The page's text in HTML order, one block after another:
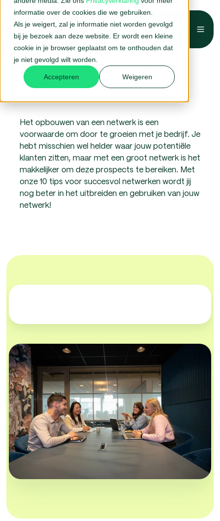
informatie over de cookies die we gebruiken.
Als je weigert, zal je informatie niet worden gevolgd
bij je bezoek aan deze website. Er wordt een kleine
cookie in je browser geplaatst om te onthouden dat
je niet gevolgd wilt worden.
Accepteren Weigeren
Belafspraak →
10 tips voor succesvol
netwerken
Het opbouwen van een netwerk is een
voorwaarde om door te groeien met je bedrijf. Je
hebt misschien wel helder waar jouw potentiële
klanten zitten, maar met een groot netwerk is het
makkelijker om deze prospects te bereiken. Met
onze 10 tips voor succesvol netwerken wordt jij
nog beter in het uitbreiden en gebruiken van jouw
netwerk!